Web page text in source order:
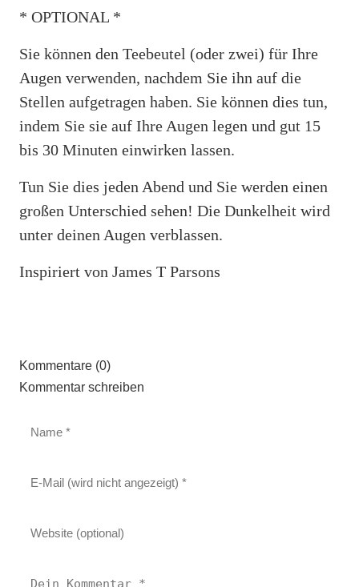
* OPTIONAL *
Sie können den Teebeutel (oder zwei) für Ihre
Augen verwenden, nachdem Sie ihn auf die
Stellen aufgetragen haben. Sie können dies tun,
indem Sie sie auf Ihre Augen legen und gut 15
bis 30 Minuten einwirken lassen.
Tun Sie dies jeden Abend und Sie werden einen
großen Unterschied sehen! Die Dunkelheit wird
unter deinen Augen verblassen.
Inspiriert von James T Parsons
Kommentare (0)
Kommentar schreiben